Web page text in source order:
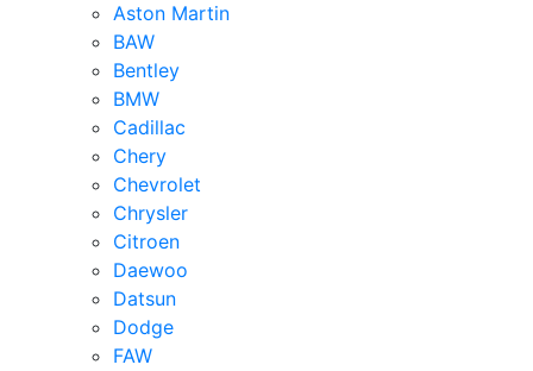
Aston Martin
BAW
Bentley
BMW
Cadillac
Chery
Chevrolet
Chrysler
Citroen
Daewoo
Datsun
Dodge
FAW